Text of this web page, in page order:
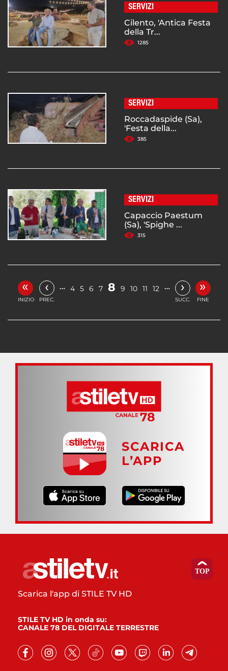
SERVIZI
Cilento, 'Antica Festa
della Tr...
1285
SERVIZI
Roccadaspide (Sa),
'Festa della...
385
SERVIZI
Capaccio Paestum
(Sa), 'Spighe ...
315
«
INIZIO
‹
PREC.
… 4 5 6 7 8 9 10 11 12 … ›
SUCC.
»
FINE
SCARICA
L’APP
Scarica l'app di STILE TV HD
STILE TV HD in onda su:
CANALE 78 DEL DIGITALE TERRESTRE